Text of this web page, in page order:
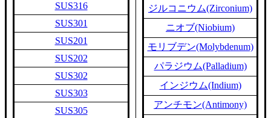
SUS316
SUS301
SUS201
SUS202
SUS302
SUS303
SUS305
ジルコニウム(Zirconium)
ニオブ(Niobium)
モリブデン(Molybdenum)
パラジウム(Palladium)
インジウム(Indium)
アンチモン(Antimony)